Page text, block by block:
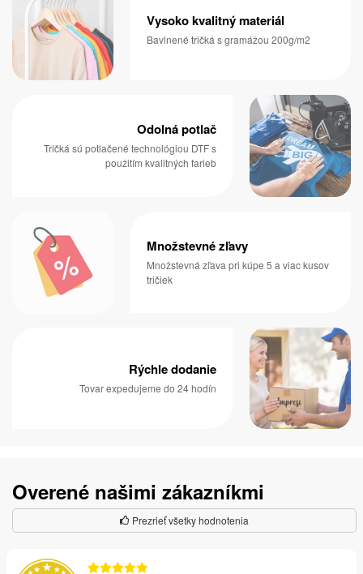
Vysoko kvalitný materiál
Bavlnené tričká s gramážou 200g/m2
Odolná potlač
Tričká sú potlačené technológiou DTF s
použitím kvalitných farieb
Množstevné zľavy
Množstevná zľava pri kúpe 5 a viac kusov
tričiek
Rýchle dodanie
Tovar expedujeme do 24 hodín
Overené našimi zákazníkmi
Prezrieť všetky hodnotenia